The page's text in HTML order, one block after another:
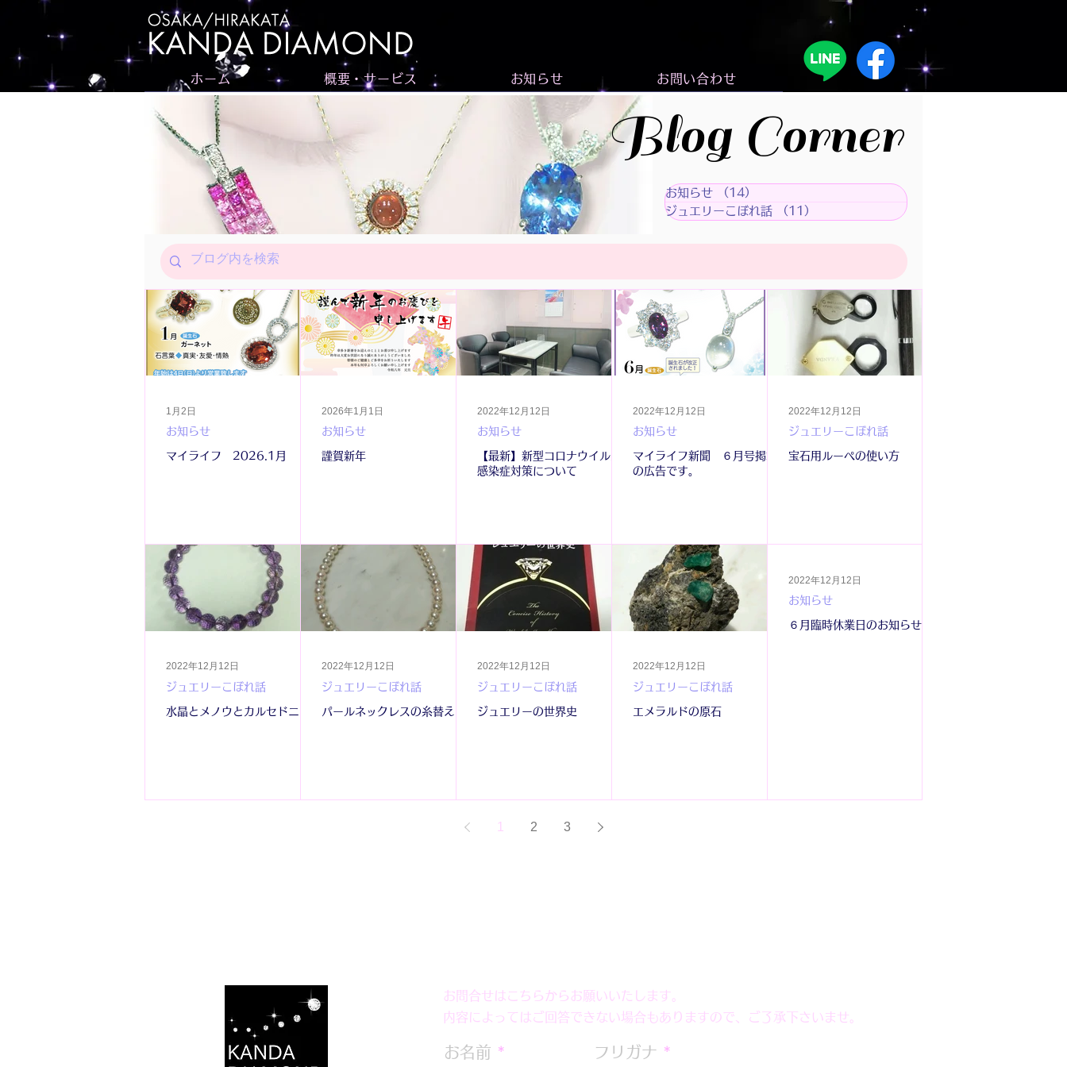
ホーム 概要・サービス お知らせ お問い合わせ
Blog Corner
お知らせ （14）
ジュエリーこぼれ話
（11）
マイライフ 2026.1月
お知らせ
1月2日
謹賀新年
お知らせ
2026年1月1日
【最新】新型コロナウイルス
感染症対策について
お知らせ
2022年12月12日
マイライフ新聞 ６月号掲載
の広告です。
お知らせ
2022年12月12日
宝石用ルーペの使い方
ジュエリーこぼれ話
2022年12月12日
水晶とメノウとカルセドニー
ジュエリーこぼれ話
2022年12月12日
パールネックレスの糸替え
ジュエリーこぼれ話
2022年12月12日
ジュエリーの世界史
ジュエリーこぼれ話
2022年12月12日
エメラルドの原石
ジュエリーこぼれ話
2022年12月12日
６月臨時休業日のお知らせ
お知らせ
2022年12月12日
1 2 3
お問合せはこちらからお願いいたします。
内容によってはご回答できない場合もありますので、ご了承下さいませ。
お名前 フリガナ